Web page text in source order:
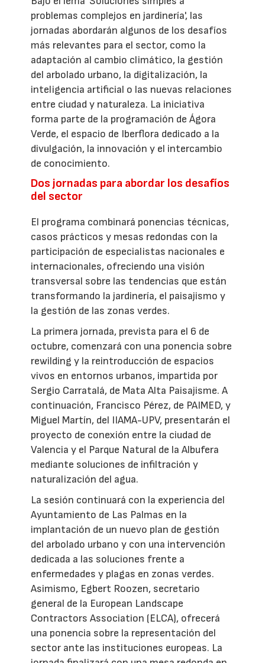
problemas complejos en jardinería', las
jornadas abordarán algunos de los desafíos
más relevantes para el sector, como la
adaptación al cambio climático, la gestión
del arbolado urbano, la digitalización, la
inteligencia artificial o las nuevas relaciones
entre ciudad y naturaleza. La iniciativa
forma parte de la programación de Ágora
Verde, el espacio de Iberflora dedicado a la
divulgación, la innovación y el intercambio
de conocimiento.
Dos jornadas para abordar los desafíos
del sector
El programa combinará ponencias técnicas,
casos prácticos y mesas redondas con la
participación de especialistas nacionales e
internacionales, ofreciendo una visión
transversal sobre las tendencias que están
transformando la jardinería, el paisajismo y
la gestión de las zonas verdes.
La primera jornada, prevista para el 6 de
octubre, comenzará con una ponencia sobre
rewilding y la reintroducción de espacios
vivos en entornos urbanos, impartida por
Sergio Carratalá, de Mata Alta Paisajisme. A
continuación, Francisco Pérez, de PAIMED, y
Miguel Martín, del IIAMA-UPV, presentarán el
proyecto de conexión entre la ciudad de
Valencia y el Parque Natural de la Albufera
mediante soluciones de infiltración y
naturalización del agua.
La sesión continuará con la experiencia del
Ayuntamiento de Las Palmas en la
implantación de un nuevo plan de gestión
del arbolado urbano y con una intervención
dedicada a las soluciones frente a
enfermedades y plagas en zonas verdes.
Asimismo, Egbert Roozen, secretario
general de la European Landscape
Contractors Association (ELCA), ofrecerá
una ponencia sobre la representación del
sector ante las instituciones europeas. La